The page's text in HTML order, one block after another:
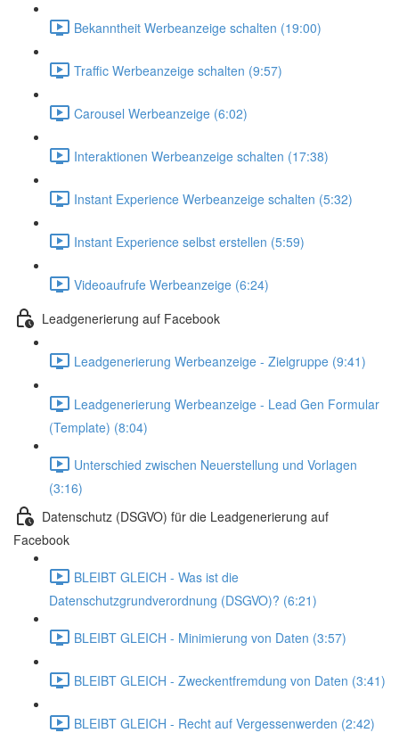
Bekanntheit Werbeanzeige schalten (19:00)
Traffic Werbeanzeige schalten (9:57)
Carousel Werbeanzeige (6:02)
Interaktionen Werbeanzeige schalten (17:38)
Instant Experience Werbeanzeige schalten (5:32)
Instant Experience selbst erstellen (5:59)
Videoaufrufe Werbeanzeige (6:24)
Leadgenerierung auf Facebook
Leadgenerierung Werbeanzeige - Zielgruppe (9:41)
Leadgenerierung Werbeanzeige - Lead Gen Formular
(Template) (8:04)
Unterschied zwischen Neuerstellung und Vorlagen
(3:16)
Datenschutz (DSGVO) für die Leadgenerierung auf
Facebook
BLEIBT GLEICH - Was ist die
Datenschutzgrundverordnung (DSGVO)? (6:21)
BLEIBT GLEICH - Minimierung von Daten (3:57)
BLEIBT GLEICH - Zweckentfremdung von Daten (3:41)
BLEIBT GLEICH - Recht auf Vergessenwerden (2:42)